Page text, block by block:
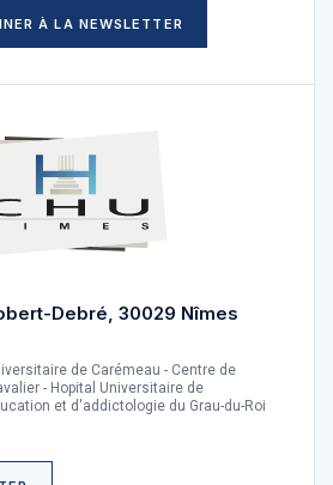
À LA NEWSLETTER
Debré, 30029 Nîmes
de Carémeau - Centre de
- Hopital Universitaire de
et d'addictologie du Grau-du-Roi